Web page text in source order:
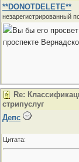
**DONOTDELETE**
незарегистрированный
Вы бы его
проспекте
Re:
стрипуслуг
Депс
Цитата: